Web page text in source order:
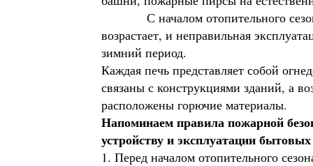
С началом отопительного сезона
возрастает, и неправильная
зимний период.
Каждая печь представляет собой
связаны с конструкциями зданий, а
расположены горючие материалы.
Напоминаем правила пожарной
устройству и эксплуатации
1. Перед началом отопительного